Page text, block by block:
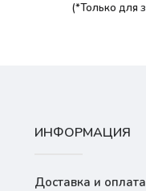
(*Только для
ИНФОРМАЦИЯ
Доставка и оплата